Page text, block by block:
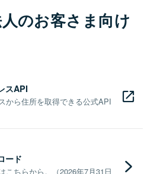
のお客さま向け
スAPI
から住所を取得できる公式API
ード
こちらから。（2026年7月31日